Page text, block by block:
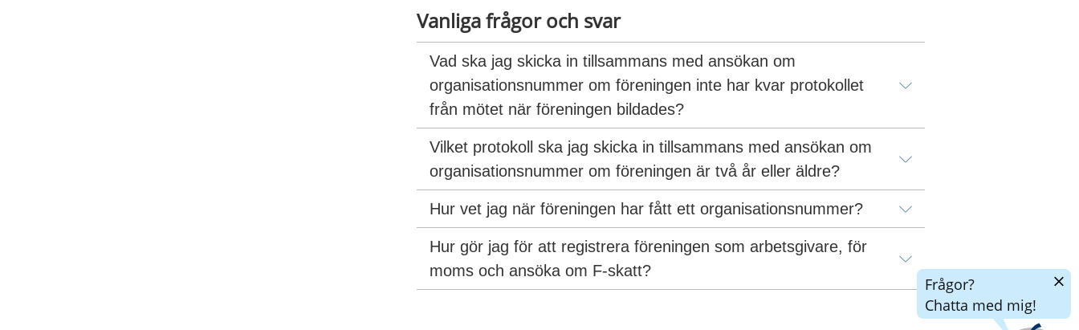
Vanliga frågor och svar
Vad ska jag skicka in tillsammans med ansökan om
organisationsnummer om föreningen inte har kvar protokollet
från mötet när föreningen bildades?
Vilket protokoll ska jag skicka in tillsammans med ansökan om
organisationsnummer om föreningen är två år eller äldre?
Hur vet jag när föreningen har fått ett organisationsnummer?
Hur gör jag för att registrera föreningen som arbetsgivare, för
moms och ansöka om F-skatt?
Frågor?
Chatta med mig!
Dölj